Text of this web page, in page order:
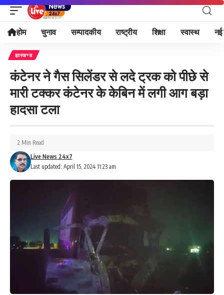
होम चुनाव सम्पादकीय राष्ट्रीय शिक्षा स्वास्थ नई
झारखण्ड
कंटेनर ने गैस सिलेंडर से लदे ट्रक को पीछे से
मारी टक्कर कंटेनर के केबिन में लगी आग बड़ा
हादसा टला
Last updated: April 15, 2024 11:23 am
Live News 24x7
2 Min Read